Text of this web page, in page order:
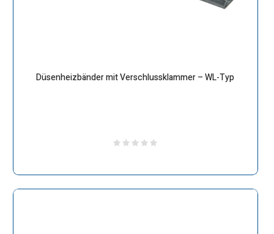
Düsenheizbänder mit Verschlussklammer – WL-Typ